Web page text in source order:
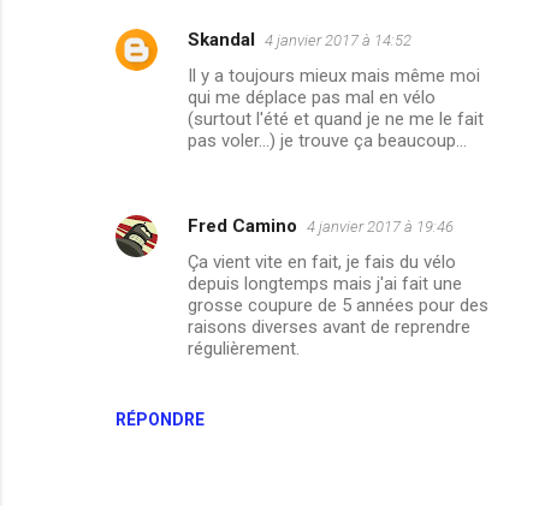
RÉPONDRE
Skandal 4 janvier 2017 à 14:52
Il y a toujours mieux mais même moi
qui me déplace pas mal en vélo
(surtout l'été et quand je ne me le fait
pas voler...) je trouve ça beaucoup...
Fred Camino 4 janvier 2017 à 19:46
Ça vient vite en fait, je fais du vélo
depuis longtemps mais j'ai fait une
grosse coupure de 5 années pour des
raisons diverses avant de reprendre
régulièrement.